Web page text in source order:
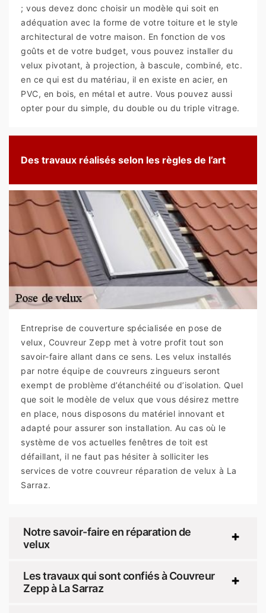
; vous devez donc choisir un modèle qui soit en
adéquation avec la forme de votre toiture et le style
architectural de votre maison. En fonction de vos
goûts et de votre budget, vous pouvez installer du
velux pivotant, à projection, à bascule, combiné, etc.
en ce qui est du matériau, il en existe en acier, en
PVC, en bois, en métal et autre. Vous pouvez aussi
opter pour du simple, du double ou du triple vitrage.
Des travaux réalisés selon les règles de l’art
Entreprise de couverture spécialisée en pose de
velux, Couvreur Zepp met à votre profit tout son
savoir-faire allant dans ce sens. Les velux installés
par notre équipe de couvreurs zingueurs seront
exempt de problème d’étanchéité ou d’isolation. Quel
que soit le modèle de velux que vous désirez mettre
en place, nous disposons du matériel innovant et
adapté pour assurer son installation. Au cas où le
système de vos actuelles fenêtres de toit est
défaillant, il ne faut pas hésiter à solliciter les
services de votre couvreur réparation de velux à La
Sarraz.
Notre savoir-faire en réparation de
velux
Les travaux qui sont confiés à Couvreur
Zepp à La Sarraz